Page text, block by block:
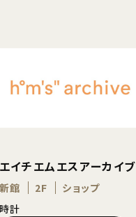
エイチエムエスアーカイブ
新館 2F
ショップ
時計